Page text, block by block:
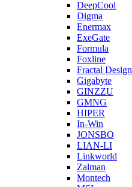
DeepCool
Digma
Enermax
ExeGate
Formula
Foxline
Fractal Design
Gigabyte
GINZZU
GMNG
HIPER
In-Win
JONSBO
LIAN-LI
Linkworld
Zalman
Montech